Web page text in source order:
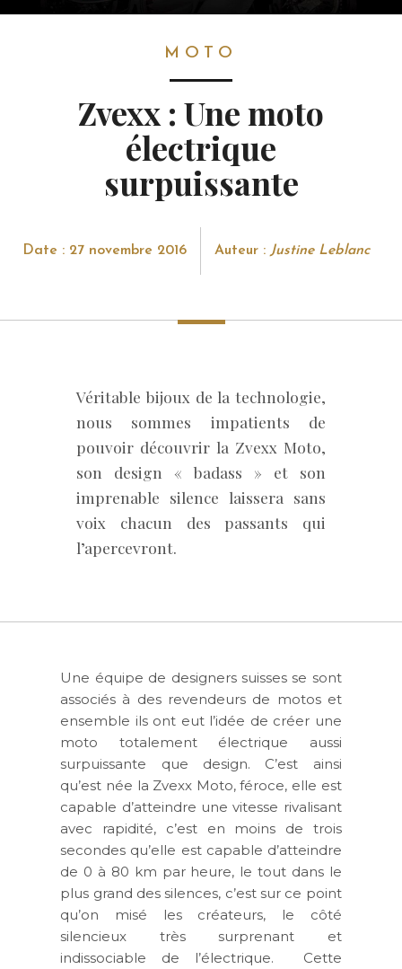
MOTO
Zvexx : Une moto
électrique
surpuissante
Date : 27 novembre 2016 Auteur : Justine Leblanc
Véritable bijoux de la technologie,
nous sommes impatients de
pouvoir découvrir la Zvexx Moto,
son design « badass » et son
imprenable silence laissera sans
voix chacun des passants qui
l’apercevront.
Une équipe de designers suisses se sont
associés à des revendeurs de motos et
ensemble ils ont eut l’idée de créer une
moto totalement électrique aussi
surpuissante que design. C’est ainsi
qu’est née la Zvexx Moto, féroce, elle est
capable d’atteindre une vitesse rivalisant
avec rapidité, c’est en moins de trois
secondes qu’elle est capable d’atteindre
de 0 à 80 km par heure, le tout dans le
plus grand des silences, c’est sur ce point
qu’on misé les créateurs, le côté
silencieux très surprenant et
indissociable de l’électrique. Cette